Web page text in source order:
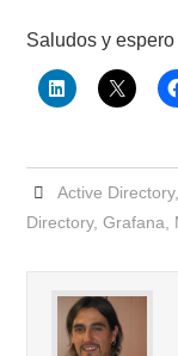
Saludos y
Active Directory,
Directory,Grafana